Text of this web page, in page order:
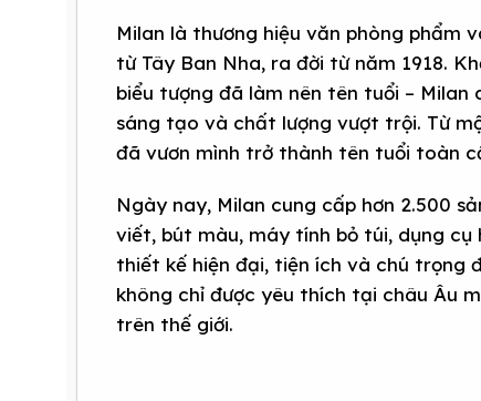
Milan là thương hiệu văn phòng phẩm
từ Tây Ban Nha, ra đời từ năm 1918.
biểu tượng đã làm nên tên tuổi – Milan
sáng tạo và chất lượng vượt trội. Từ
đã vươn mình trở thành tên tuổi toàn
Ngày nay, Milan cung cấp hơn 2.500
viết, bút màu, máy tính bỏ túi, dụng cụ
thiết kế hiện đại, tiện ích và chú trọng
không chỉ được yêu thích tại châu Âu
trên thế giới.